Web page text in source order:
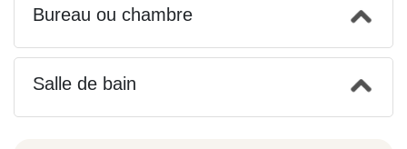
Bureau ou chambre
Salle de bain